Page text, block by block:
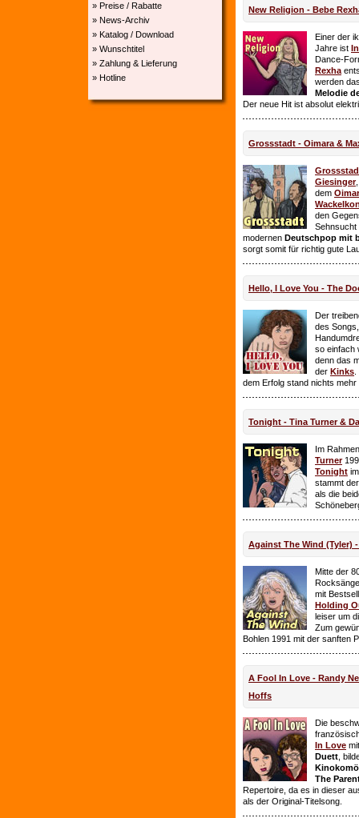
» Preise / Rabatte
» News-Archiv
» Katalog / Download
» Wunschtitel
» Zahlung & Lieferung
» Hotline
New Religion - Bebe
Einer der
Jahre ist
Dance-
Rexha
werden
Melodie
Der neue Hit ist absolut
Grossstadt - Oimara &
Giesinger
dem
den
Sehnsucht
modernen Deutschpop mit
sorgt somit für richtig gute
Hello, I Love You - The
Der
des
so einfach
denn das
der Kinks
dem Erfolg stand nichts mehr
Tonight - Tina Turner &
Im
Turner
Tonight
stammt
als die
Against The Wind (Tyler)
Mitte der
mit
Holding
leiser um
Zum
Bohlen 1991 mit der sanften
A Fool In Love - Randy
Hoffs
Die
In Love
Duett ,
The
Repertoire, da es in dieser
als der Original-Titelsong.